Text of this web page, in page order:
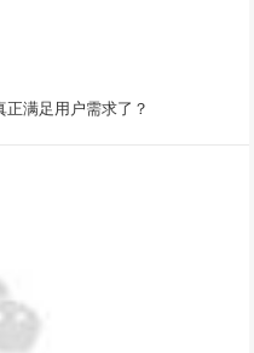
满足用户需求了？